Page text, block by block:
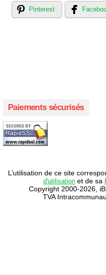
Pinterest
Paiements sécurisés
L’utilisation de ce site
d'utilisationet de sa
Copyright 2000-2026,
TVA